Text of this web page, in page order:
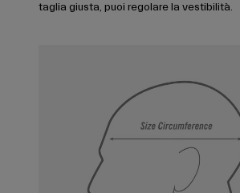
taglia giusta, puoi regolare la vestibilità.